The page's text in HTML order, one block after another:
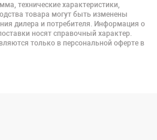
технические характеристики,
товара могут быть изменены
дилера и потребителя. Информация о
носят справочный характер.
только в персональной оферте в